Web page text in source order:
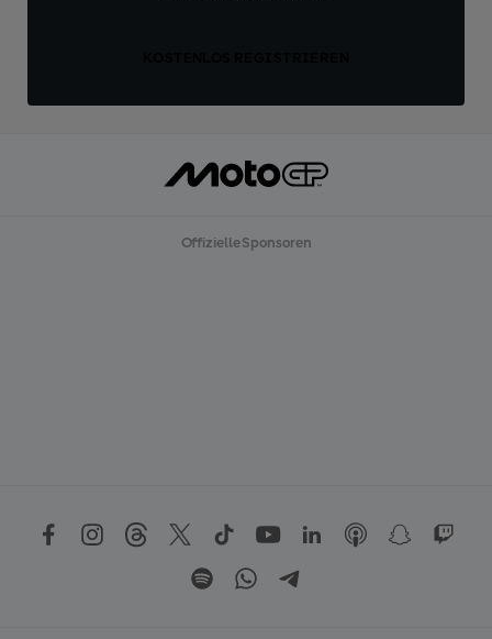
Offizielle Sponsoren